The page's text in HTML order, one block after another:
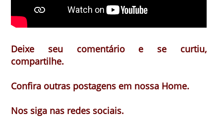
Deixe seu comentário e se curtiu,
compartilhe.
Confira outras postagens em nossa Home.
Nos siga nas redes sociais.